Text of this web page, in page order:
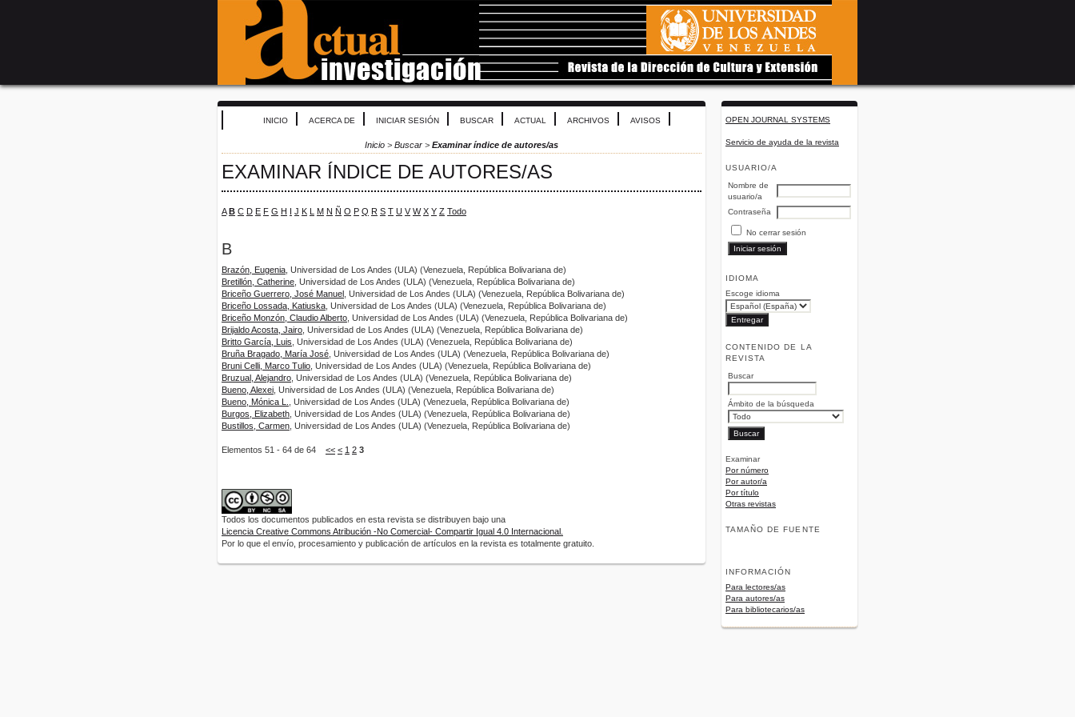
OPEN JOURNAL SYSTEMS
Servicio de ayuda de la revista
USUARIO/A
Nombre de
usuario/a
Contraseña
No cerrar sesión
IDIOMA
Escoge idioma
CONTENIDO DE LA
REVISTA
Buscar
Ámbito de la búsqueda
Examinar
Por número
Por autor/a
Por título
Otras revistas
TAMAÑO DE FUENTE
INFORMACIÓN
Para lectores/as
Para autores/as
Para bibliotecarios/as
INICIO ACERCA DE INICIAR SESIÓN BUSCAR ACTUAL ARCHIVOS AVISOS
Inicio > Buscar > Examinar índice de autores/as
EXAMINAR ÍNDICE DE AUTORES/AS
A B C D E F G H I J K L M N Ñ O P Q R S T U V W X Y Z Todo
B
Brazón, Eugenia , Universidad de Los Andes (ULA) (Venezuela, República Bolivariana de)
Bretillón, Catherine , Universidad de Los Andes (ULA) (Venezuela, República Bolivariana de)
Briceño Guerrero, José Manuel
, Universidad de Los Andes (ULA) (Venezuela, República Bolivariana de)
Briceño Lossada, Katiuska , Universidad de Los Andes (ULA) (Venezuela, República Bolivariana de)
Briceño Monzón, Claudio Alberto , Universidad de Los Andes (ULA) (Venezuela, República Bolivariana de)
Brijaldo Acosta, Jairo , Universidad de Los Andes (ULA) (Venezuela, República Bolivariana de)
Britto García, Luis , Universidad de Los Andes (ULA) (Venezuela, República Bolivariana de)
Bruña Bragado, María José , Universidad de Los Andes (ULA) (Venezuela, República Bolivariana de)
Bruni Celli, Marco Tulio , Universidad de Los Andes (ULA) (Venezuela, República Bolivariana de)
Bruzual, Alejandro , Universidad de Los Andes (ULA) (Venezuela, República Bolivariana de)
Bueno, Alexei , Universidad de Los Andes (ULA) (Venezuela, República Bolivariana de)
Bueno, Mónica L.
, Universidad de Los Andes (ULA) (Venezuela, República Bolivariana de)
Burgos, Elizabeth , Universidad de Los Andes (ULA) (Venezuela, República Bolivariana de)
Bustillos, Carmen , Universidad de Los Andes (ULA) (Venezuela, República Bolivariana de)
Elementos 51 - 64 de 64 << < 1 2 3
Todos los documentos publicados en esta revista se distribuyen bajo una
Licencia Creative Commons Atribución -No Comercial- Compartir Igual 4.0 Internacional.
Por lo que el envío, procesamiento y publicación de artículos en la revista es totalmente gratuito.